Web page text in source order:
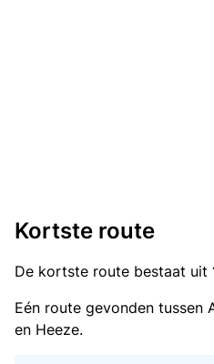
Kortste route
De kortste route bestaat uit
Eén route gevonden tussen
en Heeze.